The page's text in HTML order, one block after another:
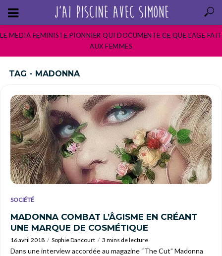
LE MEDIA FEMINISTE PIONNIER QUI DOCUMENTE CE QUE L’AGE FAIT
AUX FEMMES
TAG - MADONNA
SOCIÉTÉ
MADONNA COMBAT L’ÂGISME EN CRÉANT
UNE MARQUE DE COSMÉTIQUE
16 avril 2018 Sophie Dancourt 3 mins de lecture
Dans une interview accordée au magazine “The Cut” Madonna